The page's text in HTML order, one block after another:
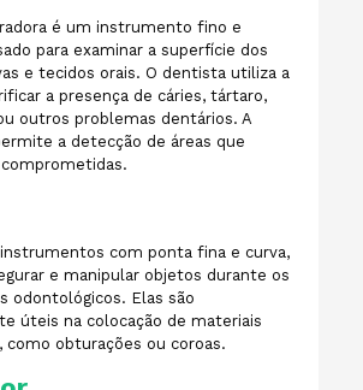
é um instrumento fino e
para examinar a superfície dos
e tecidos orais. O dentista utiliza a
a presença de cáries, tártaro,
outros problemas dentários. A
a detecção de áreas que
com ponta fina e curva,
e manipular objetos durante os
odontológicos. Elas são
úteis na colocação de materiais
como obturações ou coroas.